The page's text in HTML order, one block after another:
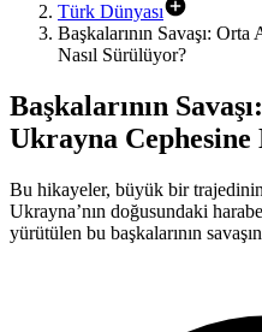
Türk Dünyası
Başkalarının Savaşı:
Nasıl Sürülüyor?
Başkalarının
Ukrayna Cephesine
Bu hikayeler, büyük bir
Ukrayna’nın doğusundaki
yürütülen bu başkalarının